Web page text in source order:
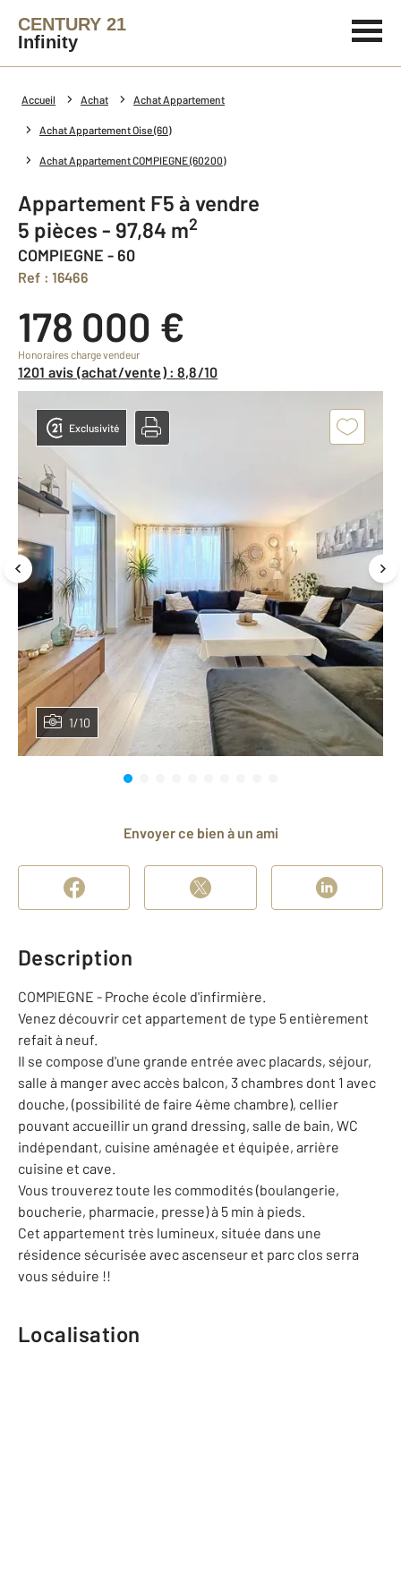
CENTURY 21
Infinity
Accueil Achat Achat Appartement
Achat Appartement Oise (60)
Achat Appartement COMPIEGNE (60200)
Appartement F5 à vendre
5 pièces - 97,84 m2
COMPIEGNE - 60
Ref : 16466
178 000 €
Honoraires charge vendeur
1201 avis (achat/vente) : 8,8/10
1/10
Exclusivité
Envoyer ce bien à un ami
Description
COMPIEGNE - Proche école d'infirmière.
Venez découvrir cet appartement de type 5 entièrement
refait à neuf.
Il se compose d'une grande entrée avec placards, séjour,
salle à manger avec accès balcon, 3 chambres dont 1 avec
douche, (possibilité de faire 4ème chambre), cellier
pouvant accueillir un grand dressing, salle de bain, WC
indépendant, cuisine aménagée et équipée, arrière
cuisine et cave.
Vous trouverez toute les commodités (boulangerie,
boucherie, pharmacie, presse) à 5 min à pieds.
Cet appartement très lumineux, située dans une
résidence sécurisée avec ascenseur et parc clos serra
vous séduire !!
Localisation